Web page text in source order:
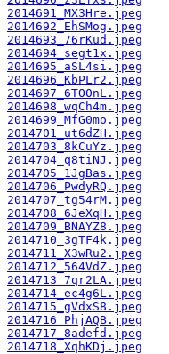
2014691_MX3Hre.jpeg
2014692_EhSMog.jpeg
2014693_76rKud.jpeg
2014694_segt1x.jpeg
2014695_aSL4si.jpeg
2014696_KbPLr2.jpeg
2014697_6TO0nL.jpeg
2014698_wqCh4m.jpeg
2014699_MfG0mo.jpeg
2014701_ut6dZH.jpeg
2014703_8kCuYz.jpeg
2014704_q8tiNJ.jpeg
2014705_1JgBas.jpeg
2014706_PwdyRQ.jpeg
2014707_tg54rM.jpeg
2014708_6JeXqH.jpeg
2014709_BNAYZ8.jpeg
2014710_3gTF4k.jpeg
2014711_X3wRu2.jpeg
2014712_564VdZ.jpeg
2014713_7qr2LA.jpeg
2014714_ec4g6L.jpeg
2014715_gVdxS8.jpeg
2014716_PhjAQB.jpeg
2014717_8adefd.jpeg
2014718_XqhKDj.jpeg